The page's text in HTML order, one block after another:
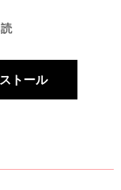
トール